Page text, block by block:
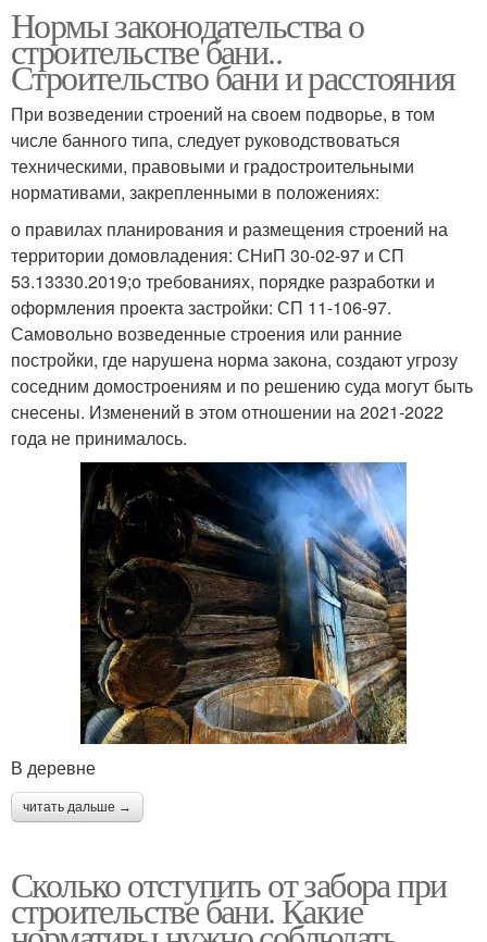
Нормы законодательства о
строительстве бани..
Строительство бани и расстояния
При возведении строений на своем подворье, в том
числе банного типа, следует руководствоваться
техническими, правовыми и градостроительными
нормативами, закрепленными в положениях:
о правилах планирования и размещения строений на
территории домовладения: СНиП 30-02-97 и СП
53.13330.2019;о требованиях, порядке разработки и
оформления проекта застройки: СП 11-106-97.
Самовольно возведенные строения или ранние
постройки, где нарушена норма закона, создают угрозу
соседним домостроениям и по решению суда могут быть
снесены. Изменений в этом отношении на 2021-2022
года не принималось.
В деревне
читать дальше →
Сколько отступить от забора при
строительстве бани. Какие